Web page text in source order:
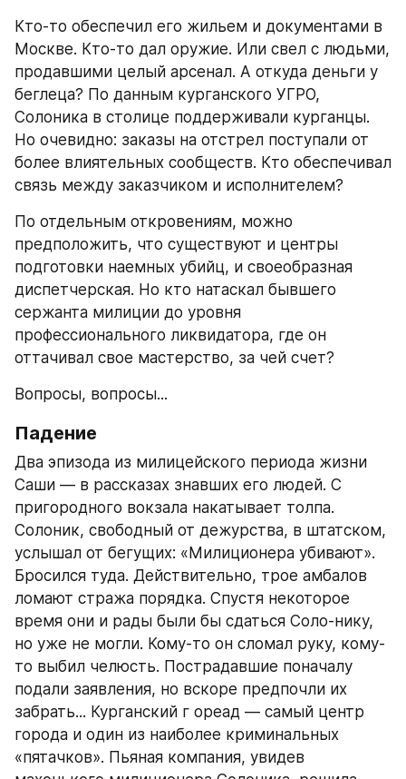
Кто-то обеспечил его жильем и документами в
Москве. Кто-то дал оружие. Или свел с людьми,
продавшими целый арсенал. А откуда деньги у
беглеца? По данным курганского УГРО,
Солоника в столице поддерживали курганцы.
Но очевидно: заказы на отстрел поступали от
более влиятельных сообществ. Кто обеспечивал
связь между заказчиком и исполнителем?
По отдельным откровениям, можно
предположить, что существуют и центры
подготовки наемных убийц, и своеобразная
диспетчерская. Но кто натаскал бывшего
сержанта милиции до уровня
профессионального ликвидатора, где он
оттачивал свое мастерство, за чей счет?
Вопросы, вопросы...
Падение
Два эпизода из милицейского периода жизни
Саши — в рассказах знавших его людей. С
пригородного вокзала накатывает толпа.
Солоник, свободный от дежурства, в штатском,
услышал от бегущих: «Милиционера убивают».
Бросился туда. Действительно, трое амбалов
ломают стража порядка. Спустя некоторое
время они и рады были бы сдаться Соло-нику,
но уже не могли. Кому-то он сломал руку, кому-
то выбил челюсть. Пострадавшие поначалу
подали заявления, но вскоре предпочли их
забрать... Курганский г ореад — самый центр
города и один из наиболее криминальных
«пятачков». Пьяная компания, увидев